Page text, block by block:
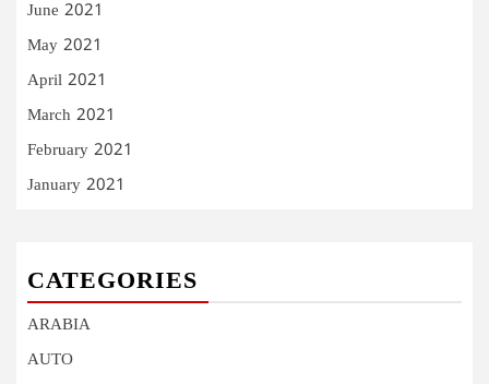
June 2021
May 2021
April 2021
March 2021
February 2021
January 2021
CATEGORIES
ARABIA
AUTO